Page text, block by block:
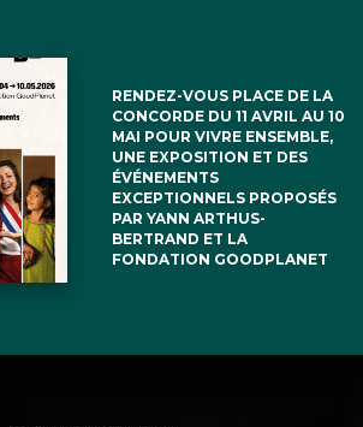
RENDEZ-VOUS PLACE DE LA
CONCORDE DU 11 AVRIL AU 10
MAI POUR VIVRE ENSEMBLE,
UNE EXPOSITION ET DES
ÉVÉNEMENTS
EXCEPTIONNELS PROPOSÉS
PAR YANN ARTHUS-
BERTRAND ET LA
FONDATION GOODPLANET